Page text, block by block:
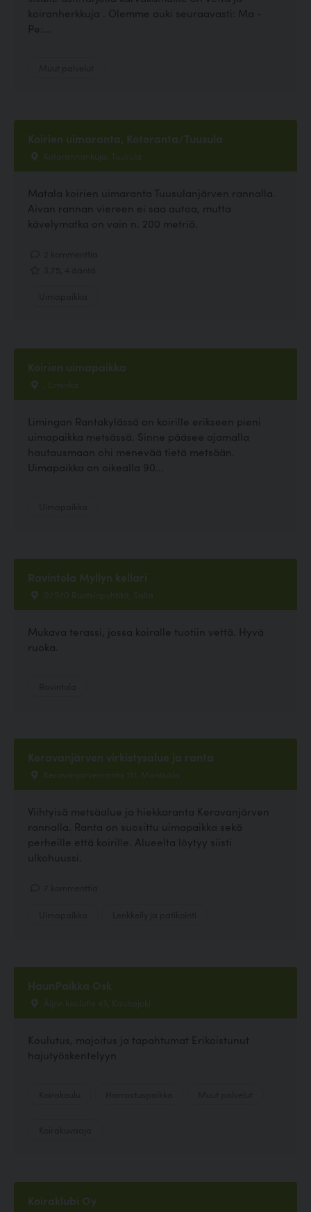
koiranherkkuja . Olemme auki seuraavasti: Ma -
Pe:...
Koirien uimaranta, Kotoranta/Tuusula
Kotorannankuja, Tuusula
Matala koirien uimaranta Tuusulanjärven rannalla.
Aivan rannan viereen ei saa autoa, mutta
kävelymatka on vain n. 200 metriä.
Koirien uimapaikka
, Liminka
Limingan Rantakylässä on koirille erikseen pieni
uimapaikka metsässä. Sinne pääsee ajamalla
hautausmaan ohi menevää tietä metsään.
Uimapaikka on oikealla 90...
Ravintola Myllyn kellari
07970 Ruotsinpyhtää, Salla
Mukava terassi, jossa koiralle tuotiin vettä. Hyvä
ruoka.
Keravanjärven virkistysalue ja ranta
Keravanjärvenranta 151, Mäntsälä
Viihtyisä metsäalue ja hiekkaranta Keravanjärven
rannalla. Ranta on suosittu uimapaikka sekä
perheille että koirille. Alueelta löytyy siisti
ulkohuussi.
HaunPaikka Osk
Äijön koulutie 43, Kauhajoki
Koulutus, majoitus ja tapahtumat Erikoistunut
hajutyöskentelyyn
Koiraklubi Oy